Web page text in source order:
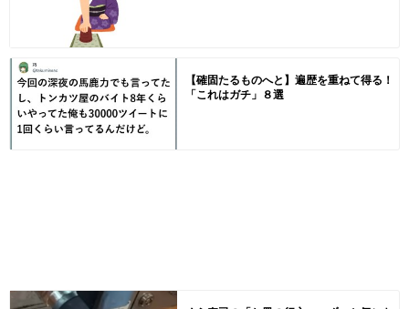
【確固たるものへと】遍歴を重ねて得る！
「これはガチ」８選